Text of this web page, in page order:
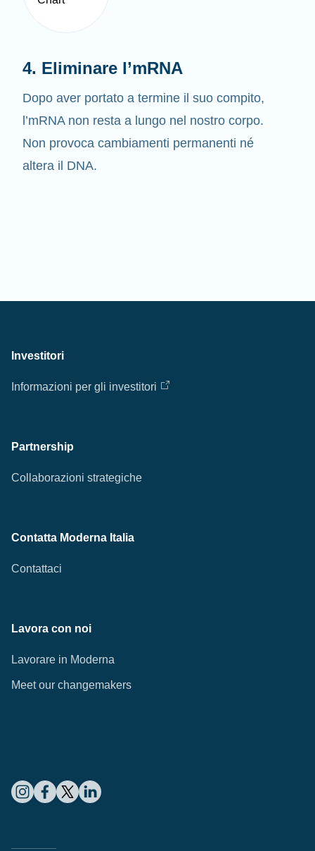
4. Eliminare l’mRNA
Dopo aver portato a termine il suo compito,
l’mRNA non resta a lungo nel nostro corpo.
Non provoca cambiamenti permanenti né
altera il DNA.
Investitori
Informazioni per gli investitori
Partnership
Collaborazioni strategiche
Contatta Moderna Italia
Contattaci
Lavora con noi
Lavorare in Moderna
Meet our changemakers